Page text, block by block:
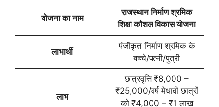
योजना का नाम
राजस्थान निर्माण श्रमिक
शिक्षा कौशल विकास योजना
लाभार्थी
पंजीकृत निर्माण श्रमिक के
बच्चे/पत्नी/पुत्री
लाभ
छात्रवृत्ति ₹8,000 –
₹25,000/वर्ष मेधावी छात्रों
को ₹4,000 – ₹1 लाख